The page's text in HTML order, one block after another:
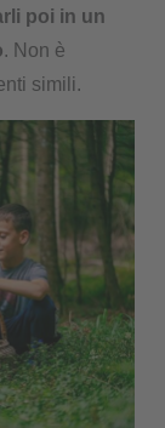
poi in un
. Non è
simili.